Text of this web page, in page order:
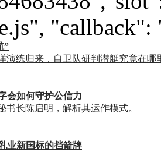
"callback":
”
演练归来，自卫队研判潜艇究竟在哪
会如何守护公信力
书长陈启明，解析其运作模式。
业新国标的挡箭牌